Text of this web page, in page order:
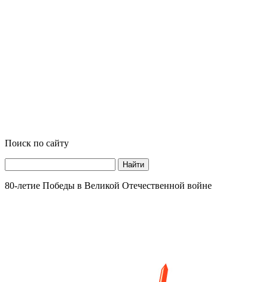
Поиск по сайту
Найти
80-летие Победы в Великой Отечественной войне